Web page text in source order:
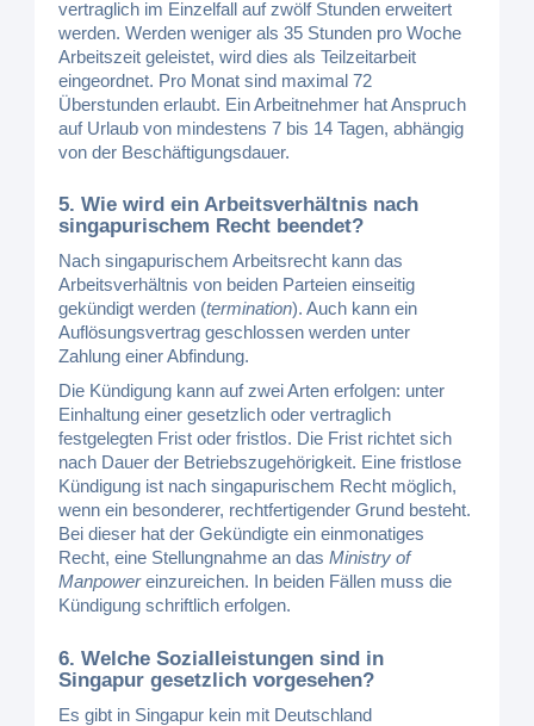
vertraglich im Einzelfall auf zwölf Stunden erweitert
werden. Werden weniger als 35 Stunden pro Woche
Arbeitszeit geleistet, wird dies als Teilzeitarbeit
eingeordnet. Pro Monat sind maximal 72
Überstunden erlaubt. Ein Arbeitnehmer hat Anspruch
auf Urlaub von mindestens 7 bis 14 Tagen, abhängig
von der Beschäftigungsdauer.
5. Wie wird ein Arbeitsverhältnis nach
singapurischem Recht beendet?
Nach singapurischem Arbeitsrecht kann das
Arbeitsverhältnis von beiden Parteien einseitig
gekündigt werden (termination). Auch kann ein
Auflösungsvertrag geschlossen werden unter
Zahlung einer Abfindung.
Die Kündigung kann auf zwei Arten erfolgen: unter
Einhaltung einer gesetzlich oder vertraglich
festgelegten Frist oder fristlos. Die Frist richtet sich
nach Dauer der Betriebszugehörigkeit. Eine fristlose
Kündigung ist nach singapurischem Recht möglich,
wenn ein besonderer, rechtfertigender Grund besteht.
Bei dieser hat der Gekündigte ein einmonatiges
Recht, eine Stellungnahme an dasMinistry of
Manpowereinzureichen. In beiden Fällen muss die
Kündigung schriftlich erfolgen.
6. Welche Sozialleistungen sind in
Singapur gesetzlich vorgesehen?
Es gibt in Singapur kein mit Deutschland